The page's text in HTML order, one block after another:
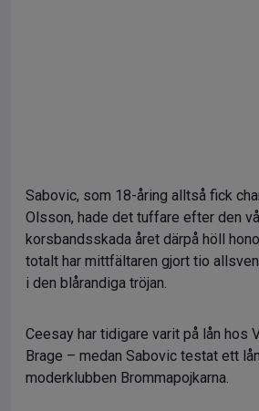
Sabovic, som 18-åring alltså fick
Olsson, hade det tuffare efter den
korsbandsskada året därpå höll
totalt har mittfältaren gjort tio
i den blårandiga tröjan.
Ceesay har tidigare varit på lån hos
Brage – medan Sabovic testat ett
moderklubben Brommapojkarna.